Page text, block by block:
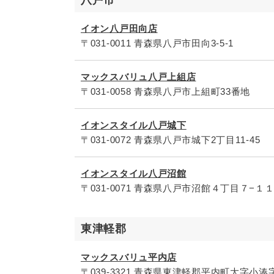
イオン八戸田向店
〒031-0011 青森県八戸市田向3-5-1
マックスバリュ八戸上組店
〒031-0058 青森県八戸市上組町33番地
イオンスタイル八戸城下
〒031-0072 青森県八戸市城下2丁目11-45
イオンスタイル八戸沼館
〒031-0071 青森県八戸市沼館４丁目７−１１
東津軽郡
マックスバリュ平内店
〒039-3321 青森県東津軽郡平内町大字小湊